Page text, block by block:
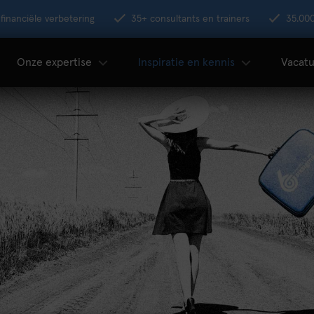
verbetering 35+ consultants en trainers
Onze expertise Inspiratie en kennis